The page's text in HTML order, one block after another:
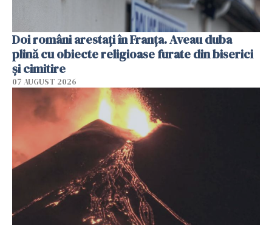
Doi români arestați în Franța. Aveau duba
plină cu obiecte religioase furate din biserici
și cimitire
07 AUGUST 2026